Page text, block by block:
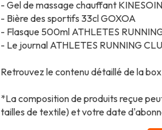
- Gel de massage chauffant
- Bière des sportifs 33clGOXOA
- Flasque 500ml ATHLETES
- Le journal ATHLETES RUNNING
Retrouvez le contenu détaillé de la
*La composition de produits reçue
tailles de textile) et votre date